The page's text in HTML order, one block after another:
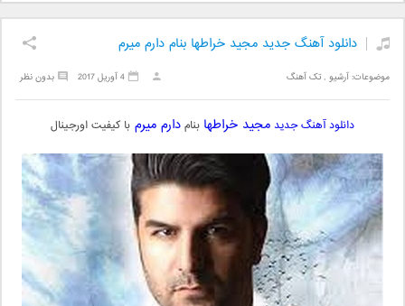
دانلود آهنگ جدید مجید خراطها بنام دارم میرم
موضوعات:آرشیو ,تک آهنگ بدون نظر 4 آوریل 2017
دانلود آهنگ جدید مجید خراطها بنامدارم میرم با کیفیت اورجینال